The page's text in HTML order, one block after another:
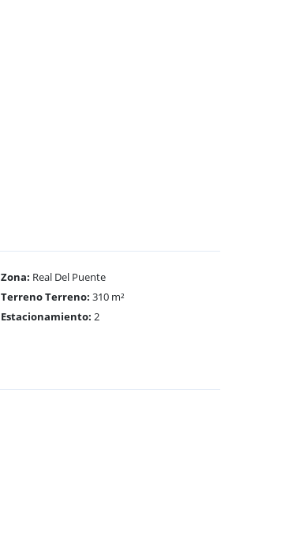
Zona: Real Del Puente
Terreno Terreno: 310 m²
Estacionamiento: 2